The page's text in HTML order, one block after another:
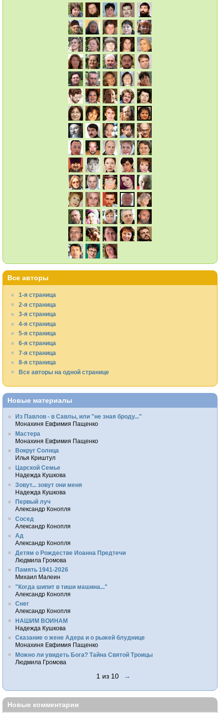
Все авторы
1-я страница
2-я страница
3-я страница
4-я страница
5-я страница
6-я страница
7-я страница
8-я страница
Все авторы на одной странице
Новые материалы
Из Павлов - в Савлы, или "не зная броду..."
Монахиня Евфимия Пащенко
Мастера
Монахиня Евфимия Пащенко
Вокруг Солнца
Илья Криштул
Царской Семье
Надежда Кушкова
Зовут... зовут они меня
Надежда Кушкова
Первый луч
Александр Конопля
Сосед
Александр Конопля
Ад
Александр Конопля
Детям о Рождестве Иоанна Предтечи
Людмила Громова
Память 1941-2026
Михаил Малеин
"Когда шипит в тиши машина..."
Александр Конопля
Снег
Александр Конопля
НАШИМ ВОИНАМ
Надежда Кушкова
Сказание о жене Адера и о рыжей блуднице
Монахиня Евфимия Пащенко
Можно ли увидеть Бога? Тайна Святой Троицы
Людмила Громова
1 из 10 →
Новые комментарии